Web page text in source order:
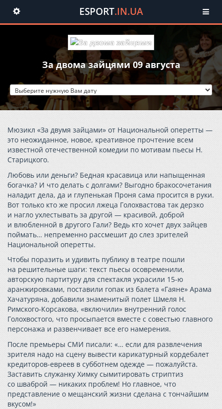
Toggle
navigation
ESPORT.IN.UA
За двома зайцями 09 августа
Мюзикл «За двумя зайцами» от Национальной оперетты —
это неожиданное, новое, креативное прочтение всем
известной отечественной комедии по мотивам пьесы Н.
Старицкого.
Любовь или деньги? Бедная красавица или напыщенная
богачка? И что делать с долгами? Выгодно бракосочетания
наладит дела, да и глупенькая Проня сама просится в руки.
Вот только кто же просил лжеца Голохвастова так дерзко
и нагло ухлестывать за другой — красивой, доброй
и влюбленной в другого Гали? Ведь кто хочет двух зайцев
поймать… непременно рассмешит до слез зрителей
Национальной оперетты.
Чтобы поразить и удивить публику в театре пошли
на решительные шаги: текст пьесы осовременили,
авторскую партитуру для спектакля украсили 15-ю
аранжировками, поставили гопак из балета «Гаяне» Арама
Хачатуряна, добавили знаменитый полет Шмеля Н.
Римского-Корсакова, «включили» внутренний голос
Голохвостого, что просыпается вместе с совестью главного
персонажа и развенчивает все его намерения.
После премьеры СМИ писали: «… если для развлечения
зрителя надо на сцену вывести карикатурный кордебалет
кредиторов-евреев в субботнем одежде — пожалуйста.
Заставить служанку Химку сымитировать стриптиз
со шваброй — никаких проблем! Но главное, что
представление о мещанский жизни сделана с тончайшим
вкусом!»